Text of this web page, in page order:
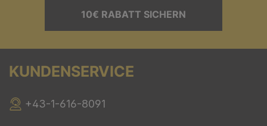
10€ RABATT SICHERN
KUNDENSERVICE
+43-1-616-8091